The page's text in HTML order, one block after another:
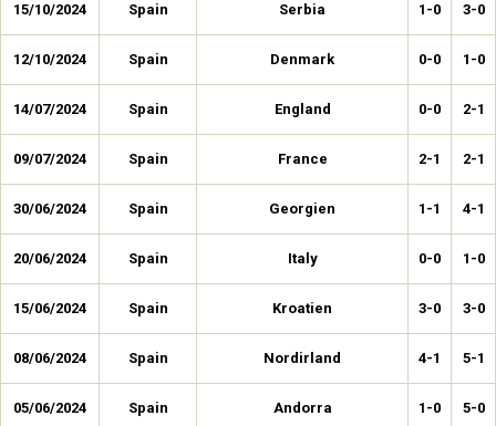
15/10/2024 Spain Serbia 1-0 3-0
12/10/2024 Spain Denmark 0-0 1-0
14/07/2024 Spain England 0-0 2-1
09/07/2024 Spain France 2-1 2-1
30/06/2024 Spain Georgien 1-1 4-1
20/06/2024 Spain Italy 0-0 1-0
15/06/2024 Spain Kroatien 3-0 3-0
08/06/2024 Spain Nordirland 4-1 5-1
05/06/2024 Spain Andorra 1-0 5-0